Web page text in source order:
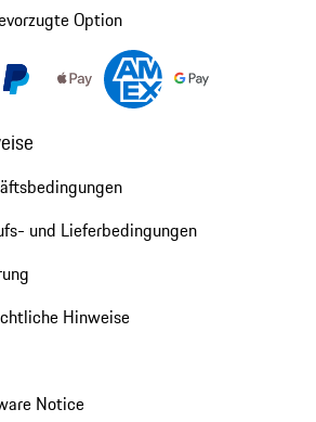
Option
und Lieferbedingungen
Hinweise
Notice